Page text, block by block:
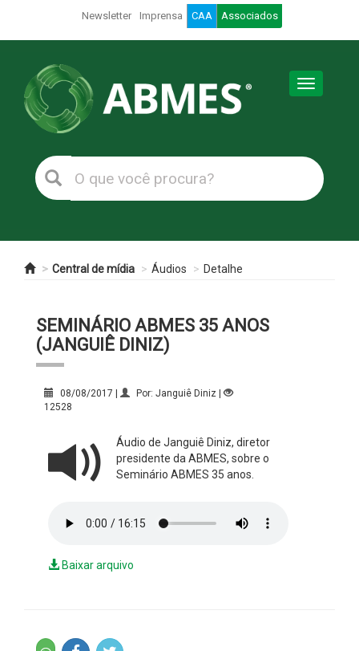
Newsletter Imprensa CAA Associados
Toggle
Central de mídia Áudios Detalhe
SEMINÁRIO ABMES 35 ANOS
(JANGUIÊ DINIZ)
08/08/2017 |
Por: Janguiê Diniz |
12528
Áudio de Janguiê Diniz, diretor
presidente da ABMES, sobre o
Seminário ABMES 35 anos.
Baixar arquivo